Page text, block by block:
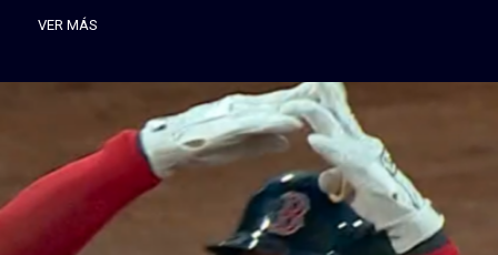
VER MÁS